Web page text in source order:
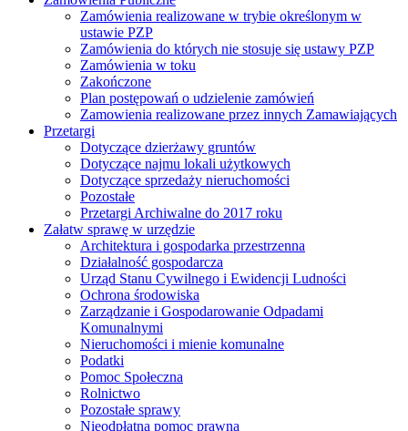
Zamówienia realizowane w trybie określonym w
ustawie PZP
Zamówienia do których nie stosuje się ustawy PZP
Zamówienia w toku
Zakończone
Plan postępowań o udzielenie zamówień
Zamowienia realizowane przez innych Zamawiających
Przetargi
Dotyczące dzierżawy gruntów
Dotyczące najmu lokali użytkowych
Dotyczące sprzedaży nieruchomości
Pozostałe
Przetargi Archiwalne do 2017 roku
Załatw sprawę w urzędzie
Architektura i gospodarka przestrzenna
Działalność gospodarcza
Urząd Stanu Cywilnego i Ewidencji Ludności
Ochrona środowiska
Zarządzanie i Gospodarowanie Odpadami
Komunalnymi
Nieruchomości i mienie komunalne
Podatki
Pomoc Społeczna
Rolnictwo
Pozostałe sprawy
Nieodpłatna pomoc prawna